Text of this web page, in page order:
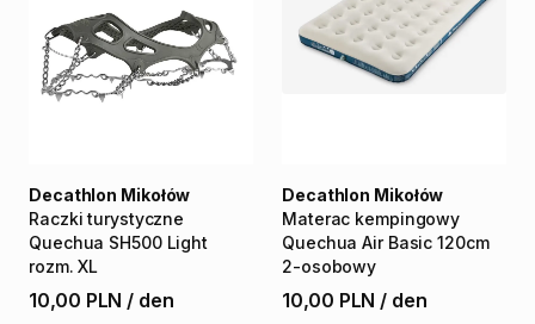
Raczki turystyczne
Quechua SH500 Light
rozm. XL
Decathlon Mikołów
10,00 PLN / den
Materac kempingowy
Quechua Air Basic 120cm
2-osobowy
Decathlon Mikołów
10,00 PLN / den